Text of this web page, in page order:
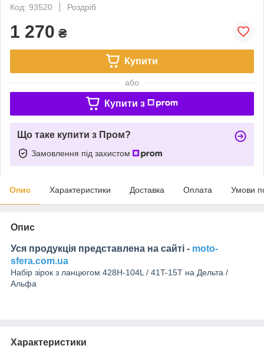
Код: 93520
Роздріб
1 270 ₴
Купити
або
Купити з
Що таке купити з Пром?
Замовлення під захистом
Опис Характеристики Доставка Оплата Умови
Опис
Уся продукція представлена на сайті - moto-
sfera.com.ua
Набір зірок з ланцюгом 428H-104L / 41T-15T на Дельта /
Альфа
Характеристики